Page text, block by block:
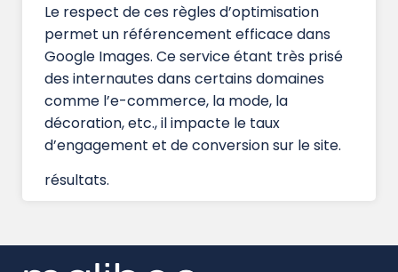
Le respect de ces règles d’optimisation
permet un référencement efficace dans
Google Images. Ce service étant très prisé
des internautes dans certains domaines
comme l’e-commerce, la mode, la
décoration, etc., il impacte le taux
d’engagement et de conversion sur le site.
résultats.